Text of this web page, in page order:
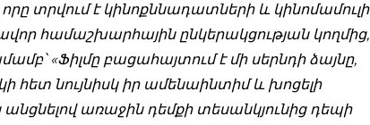
տրվում է կինոքննադատների և կինոմամուլի
համաշխարհային ընկերակցության կողմից,
«Ֆիլմը բացահայտում է մի սերնդի ձայնը,
հետ նույնիսկ իր ամենաինտիմ և խոցելի
առաջին դեմքի տեսանկյունից դեպի